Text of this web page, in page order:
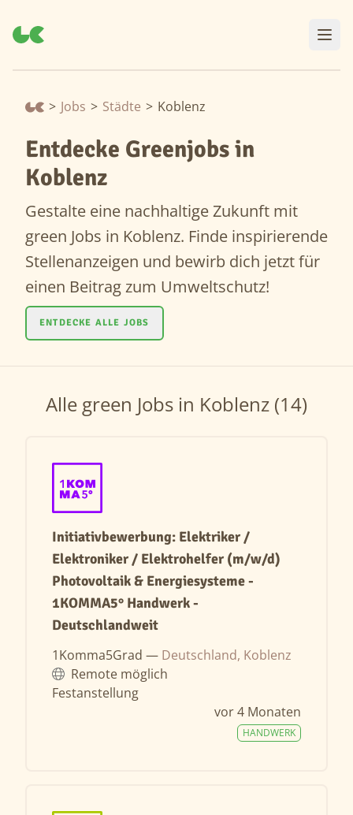
> Jobs > Städte > Koblenz
Entdecke Greenjobs in
Koblenz
Gestalte eine nachhaltige Zukunft mit
green Jobs in Koblenz. Finde inspirierende
Stellenanzeigen und bewirb dich jetzt für
einen Beitrag zum Umweltschutz!
ENTDECKE ALLE JOBS
Alle green Jobs in Koblenz (14)
Initiativbewerbung: Elektriker /
Elektroniker / Elektrohelfer (m/w/d)
Photovoltaik & Energiesysteme -
1KOMMA5° Handwerk -
Deutschlandweit
1Komma5Grad — Deutschland, Koblenz
Remote möglich
Festanstellung
vor 4 Monaten
HANDWERK